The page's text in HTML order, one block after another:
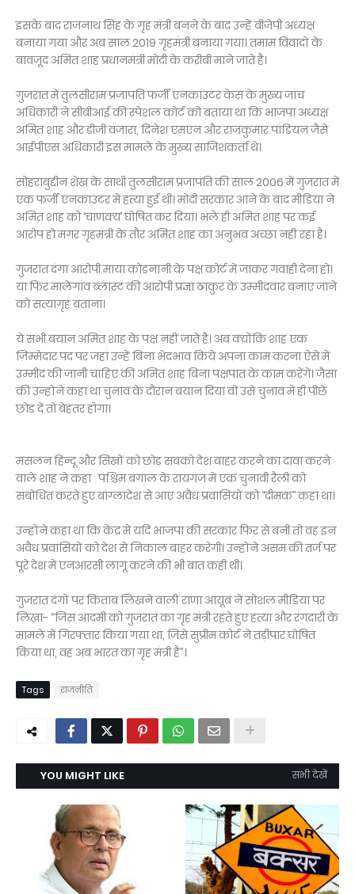
इसके बाद राजनाथ सिंह के गृह मंत्री बनने के बाद उन्हें बीजेपी अध्यक्ष
बनाया गया और अब साल 2019 गृहमंत्री बनाया गया। तमाम विवादों के
बावजूद अमित शाह प्रधानमंत्री मोदी के करीबी माने जाते है।
गुजरात में तुलसीराम प्रजापति फर्जी एनकाउंटर केस के मुख्य जांच
अधिकारी ने सीबीआई की स्पेशल कोर्ट को बताया था कि भाजपा अध्यक्ष
अमित शाह और डीजी वंजारा, दिनेश एमएन और राजकुमार पांडियन जैसे
आईपीएस अधिकारी इस मामले के मुख्य साजिशकर्ता थे।
सोहराबुद्दीन शेख के साथी तुलसीराम प्रजापति की साल 2006 में गुजरात में
एक फर्जी एनकाउंटर में हत्या हुई थी। मोदी सरकार आने के बाद मीडिया ने
अमित शाह को ‘चाणक्य’ घोषित कर दिया। भले ही अमित शाह पर कई
आरोप हो मगर गृहमंत्री के तौर अमित शाह का अनुभव अच्छा नहीं रहा है।
गुजरात दंगा आरोपी माया कोडनानी के पक्ष कोर्ट में जाकर गवाही देना हो।
या फिर मालेगांव ब्लास्ट की आरोपी प्रज्ञा ठाकुर के उम्मीदवार बनाए जाने
को सत्यागृह बताना।
ये सभी बयान अमित शाह के पक्ष नहीं जाते है। अब क्योंकि शाह एक
ज़िम्मेदार पद पर जहां उन्हें बिना भेदभाव किये अपना काम करना ऐसे में
उम्मीद की जानी चाहिए की अमित शाह बिना पक्षपात के काम करेंगें। जैसा
की उन्होंने कहा था चुनाव के दौरान बयान दिया वो उसे चुनाव में ही पीछे
छोड़ दें तो बेहतर होगा।
मसलन हिन्दू और सिखों को छोड़ सबको देश बाहर करने का दावा करने
वाले शाह ने कहा पश्चिम बंगाल के रायगंज में एक चुनावी रैली को
संबोधित करते हुए बांग्लादेश से आए अवैध प्रवासियों को ‘‘दीमक’’ कहा था।
उन्होंने कहा था कि केंद्र में यदि भाजपा की सरकार फिर से बनी तो वह इन
अवैध प्रवासियों को देश से निकाल बाहर करेगी। उन्होंने असम की तर्ज पर
पूरे देश में एनआरसी लागू करने की भी बात कही थी।
गुजरात दंगों पर किताब लिखने वालीं राणा आयूब ने सोशल मीडिया पर
लिखा- “जिस आदमी को गुजरात का गृह मंत्री रहते हुए हत्या और रंगदारी के
मामले में गिरफ्तार किया गया था, जिसे सुप्रीम कोर्ट ने तड़ीपार घोषित
किया था, वह अब भारत का गृह मंत्री है”।
Tags राजनीति
YOU MIGHT LIKE सभी देखें